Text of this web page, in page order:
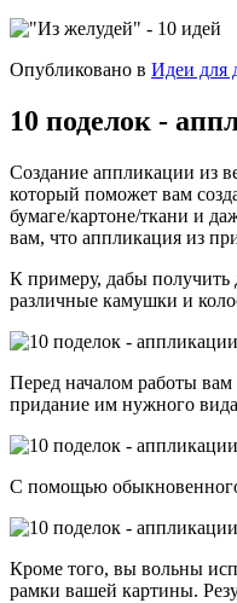
Опубликовано в Идеи для
10 поделок -
Создание аппликации из
который поможет вам
бумаге/картоне/ткани и
вам, что аппликация из
К примеру, дабы получить
различные камушки и
Перед началом работы
придание им нужного вида
С помощью
Кроме того, вы вольны
рамки вашей картины.